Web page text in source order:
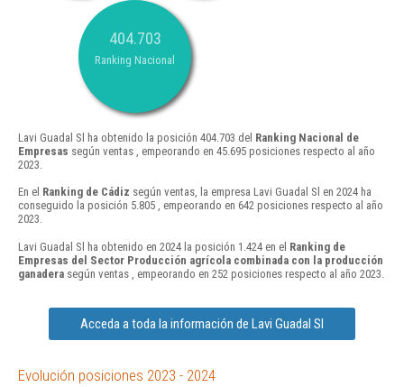
404.703
Ranking Nacional
Lavi Guadal Sl ha obtenido la posición 404.703 del Ranking Nacional de
Empresas según ventas , empeorando en 45.695 posiciones respecto al año
2023.
En el Ranking de Cádiz según ventas, la empresa Lavi Guadal Sl en 2024 ha
conseguido la posición 5.805 , empeorando en 642 posiciones respecto al año
2023.
Lavi Guadal Sl ha obtenido en 2024 la posición 1.424 en el Ranking de
Empresas del Sector Producción agrícola combinada con la producción
ganadera según ventas , empeorando en 252 posiciones respecto al año 2023.
Acceda a toda la información de Lavi Guadal Sl
Evolución posiciones 2023 - 2024